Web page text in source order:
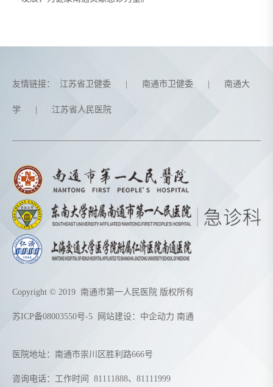
友情链接： 江苏省卫健委 南通市卫健委 南通大
学 江苏省人民医院
Copyright © 2019 南通市第一人民医院 版权所有
苏ICP备08003550号-5 网站建设： 中企动力 南通
医院地址：南通市崇川区胜利路666号
咨询电话：工作时间 81111888、 81111999